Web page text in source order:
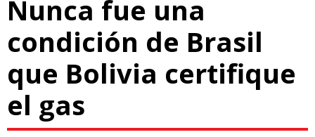
Nunca fue una
condición de Brasil
que Bolivia certifique
el gas